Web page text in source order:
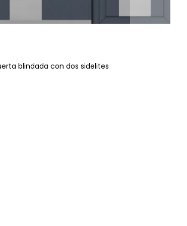
blindada con dos sidelites